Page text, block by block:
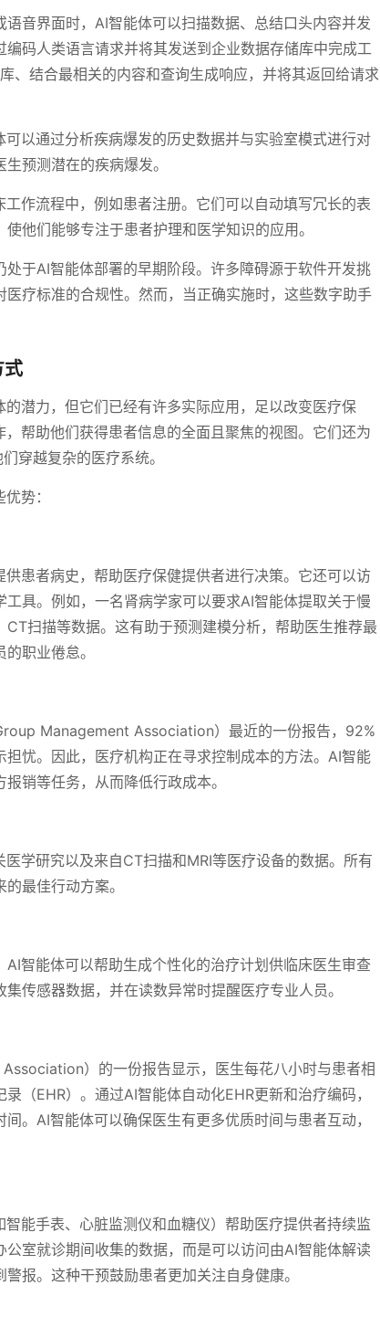
音界面时，AI智能体可以扫描数据、总结口头内容并发
码人类语言请求并将其发送到企业数据存储库中完成工
、结合最相关的内容和查询生成响应，并将其返回给请求
以通过分析疾病爆发的历史数据并与实验室模式进行对
预测潜在的疾病爆发。
作流程中，例如患者注册。它们可以自动填写冗长的表
他们能够专注于患者护理和医学知识的应用。
于AI智能体部署的早期阶段。许多障碍源于软件开发挑
疗标准的合规性。然而，当正确实施时，这些数字助手
式
潜力，但它们已经有许多实际应用，足以改变医疗保
帮助他们获得患者信息的全面且聚焦的视图。它们还为
穿越复杂的医疗系统。
势：
患者病史，帮助医疗保健提供者进行决策。它还可以访
具。例如，一名肾病学家可以要求AI智能体提取关于慢
扫描等数据。这有助于预测建模分析，帮助医生推荐最
职业倦怠。
Management Association）最近的一份报告，92%
忧。因此，医疗机构正在寻求控制成本的方法。AI智能
销等任务，从而降低行政成本。
学研究以及来自CT扫描和MRI等医疗设备的数据。所有
最佳行动方案。
智能体可以帮助生成个性化的治疗计划供临床医生审查
传感器数据，并在读数异常时提醒医疗专业人员。
）的一份报告显示，医生每花八小时与患者相
（EHR）。通过AI智能体自动化EHR更新和治疗编码，
。AI智能体可以确保医生有更多优质时间与患者互动，
能手表、心脏监测仪和血糖仪）帮助医疗提供者持续监
室就诊期间收集的数据，而是可以访问由AI智能体解读
报。这种干预鼓励患者更加关注自身健康。